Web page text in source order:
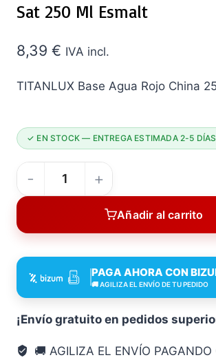
Sat 250 Ml Esmalt
8,39 € IVA incl.
TITANLUX Base Agua Rojo China
✓ EN STOCK — ENTREGA ESTIMADA 2-5
Titanlux
BASE
AGUA
CHINA
250
ML
SAT
ML
Añadir al carrito
PAGA AHORA CON
🚚 AGILIZA EL ENVÍO DE TU PEDIDO
¡Envío gratuito en pedidos
🚚 AGILIZA EL ENVÍO